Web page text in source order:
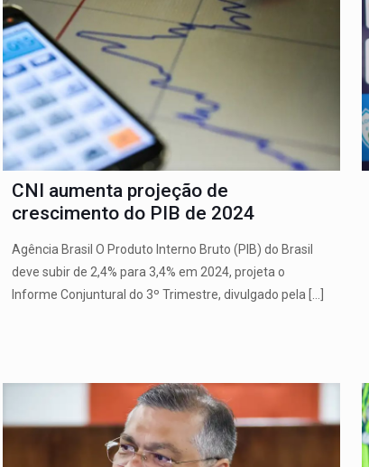
CNI aumenta projeção de
crescimento do PIB de 2024
Agência Brasil O Produto Interno Bruto (PIB) do Brasil
deve subir de 2,4% para 3,4% em 2024, projeta o
Informe Conjuntural do 3º Trimestre, divulgado pela